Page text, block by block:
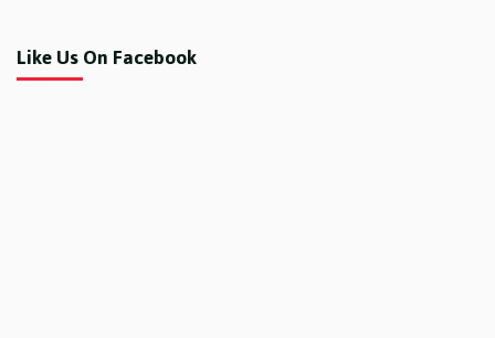
Like Us On Facebook